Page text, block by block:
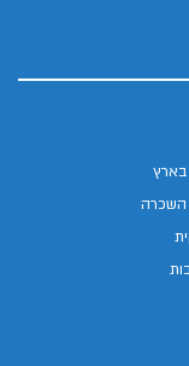
השכרה